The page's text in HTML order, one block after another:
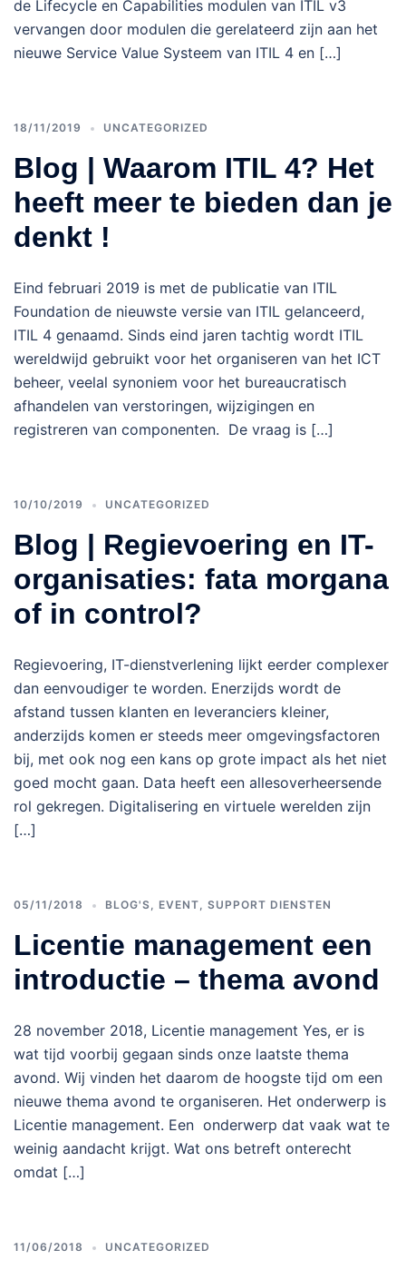
de Lifecycle en Capabilities modulen van ITIL v3
vervangen door modulen die gerelateerd zijn aan het
nieuwe Service Value Systeem van ITIL 4 en […]
18/11/2019 UNCATEGORIZED
Blog | Waarom ITIL 4? Het
heeft meer te bieden dan je
denkt !
Eind februari 2019 is met de publicatie van ITIL
Foundation de nieuwste versie van ITIL gelanceerd,
ITIL 4 genaamd. Sinds eind jaren tachtig wordt ITIL
wereldwijd gebruikt voor het organiseren van het ICT
beheer, veelal synoniem voor het bureaucratisch
afhandelen van verstoringen, wijzigingen en
registreren van componenten. De vraag is […]
10/10/2019 UNCATEGORIZED
Blog | Regievoering en IT-
organisaties: fata morgana
of in control?
Regievoering, IT-dienstverlening lijkt eerder complexer
dan eenvoudiger te worden. Enerzijds wordt de
afstand tussen klanten en leveranciers kleiner,
anderzijds komen er steeds meer omgevingsfactoren
bij, met ook nog een kans op grote impact als het niet
goed mocht gaan. Data heeft een allesoverheersende
rol gekregen. Digitalisering en virtuele werelden zijn
[…]
05/11/2018 BLOG'S, EVENT, SUPPORT DIENSTEN
Licentie management een
introductie – thema avond
28 november 2018, Licentie management Yes, er is
wat tijd voorbij gegaan sinds onze laatste thema
avond. Wij vinden het daarom de hoogste tijd om een
nieuwe thema avond te organiseren. Het onderwerp is
Licentie management. Een onderwerp dat vaak wat te
weinig aandacht krijgt. Wat ons betreft onterecht
omdat […]
11/06/2018 UNCATEGORIZED